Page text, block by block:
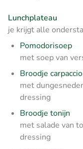
Lunchplateau
je krijgt alle
Pomodorisoep
met soep van
Broodje carpaccio
met
dressing
Broodje tonijn
met salade van
dressing